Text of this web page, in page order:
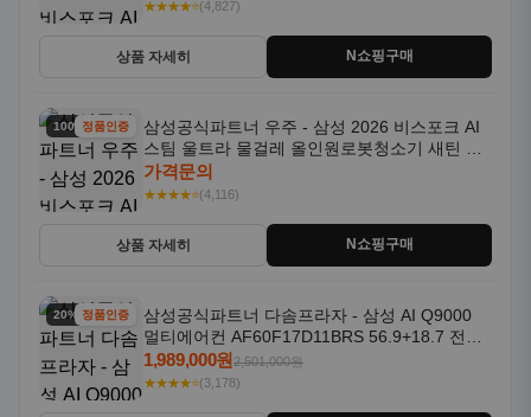
★★★★⭐(4,827)
상품 자세히 N쇼핑구매
100% 할인
정품인증
삼성공식파트너 우주 - 삼성 2026 비스포크 AI
스팀 울트라 물걸레 올인원로봇청소기 새틴 차
콜 AAH
가격문의
★★★★⭐(4,116)
상품 자세히 N쇼핑구매
20% 할인정품인증
삼성공식파트너 다솜프라자 - 삼성 AI Q9000
멀티에어컨 AF60F17D11BRS 56.9+18.7 전국
기본설치포함
1,989,000원2,501,000원
★★★★⭐(3,178)